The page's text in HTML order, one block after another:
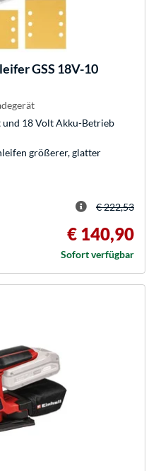
GSS 18V-10
und 18 Volt Akku-Betrieb
größerer, glatter
€ 222,53
€ 140,90
Sofort verfügbar